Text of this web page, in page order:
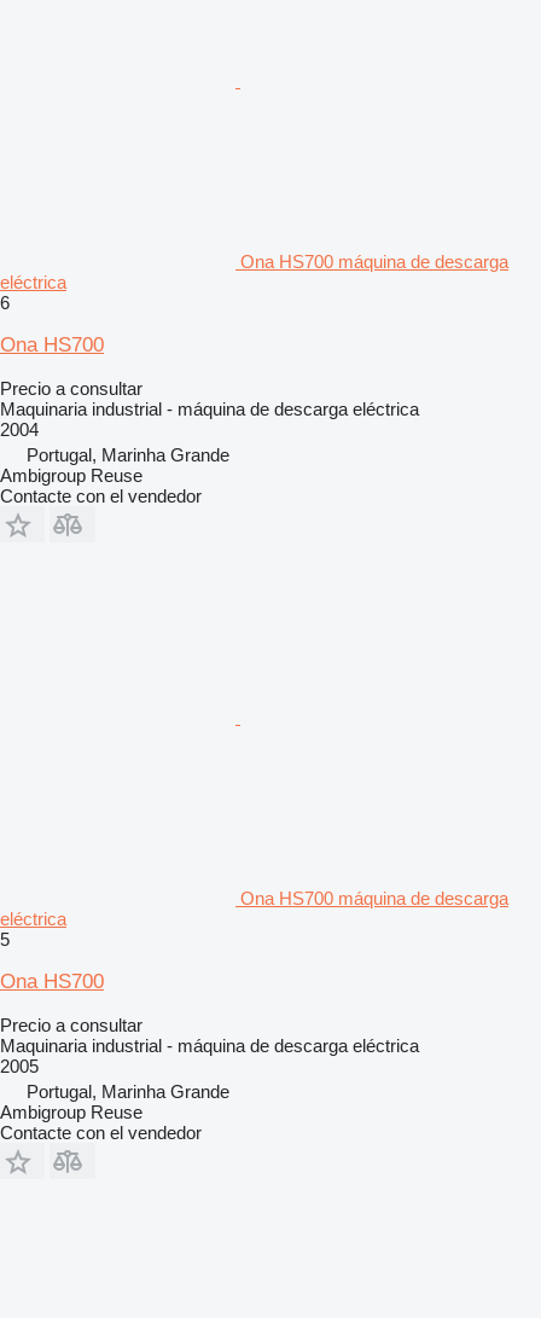
Ona HS700 máquina de descarga
eléctrica
6
Ona HS700
Precio a consultar
Maquinaria industrial - máquina de descarga eléctrica
2004
Portugal, Marinha Grande
Ambigroup Reuse
Contacte con el vendedor
Ona HS700 máquina de descarga
eléctrica
5
Ona HS700
Precio a consultar
Maquinaria industrial - máquina de descarga eléctrica
2005
Portugal, Marinha Grande
Ambigroup Reuse
Contacte con el vendedor